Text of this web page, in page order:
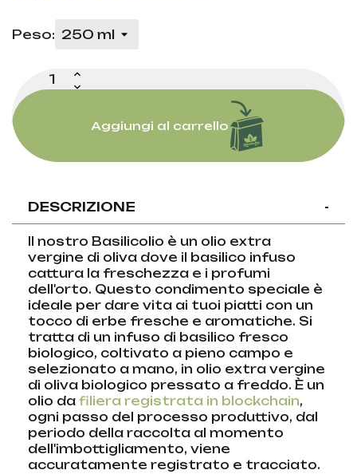
Peso:
Aggiungi al carrello
DESCRIZIONE -
Il nostro Basilicolio è un olio extra
vergine di oliva dove il basilico infuso
cattura la freschezza e i profumi
dell'orto. Questo condimento speciale è
ideale per dare vita ai tuoi piatti con un
tocco di erbe fresche e aromatiche. Si
tratta di un infuso di basilico fresco
biologico, coltivato a pieno campo e
selezionato a mano, in olio extra vergine
di oliva biologico pressato a freddo. È un
olio da filiera registrata in blockchain,
ogni passo del processo produttivo, dal
periodo della raccolta al momento
dell'imbottigliamento, viene
accuratamente registrato e tracciato.